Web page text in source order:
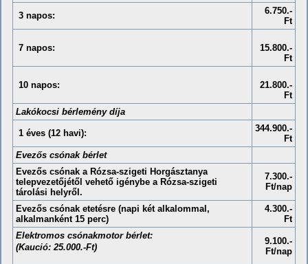
3 napos:
6.750.-
Ft
7 napos:
15.800.-
Ft
10 napos:
21.800.-
Ft
Lakókocsi bérlemény díja
1 éves (12 havi):
344.900.-
Ft
Evezős csónak bérlet
Evezős csónak a Rózsa-szigeti Horgásztanya
telepvezetőjétől vehető igénybe a Rózsa-szigeti
tárolási helyről.
7.300.-
Ft/nap
Evezős csónak etetésre (napi két alkalommal,
alkalmanként 15 perc)
4.300.-
Ft
Elektromos csónakmotor bérlet:
(Kaució: 25.000.-Ft)
9.100.-
Ft/nap